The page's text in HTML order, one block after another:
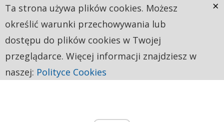
Ta strona używa plików cookies. Możesz
określić warunki przechowywania lub
dostępu do plików cookies w Twojej
przeglądarce. Więcej informacji znajdziesz w
naszej: Polityce Cookies
×